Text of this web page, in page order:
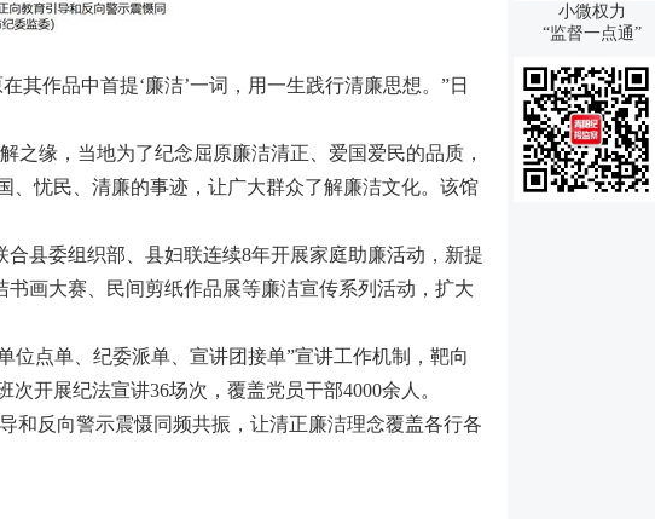
其作品中首提‘廉洁’一词，用一生践行清廉思想。”日
之缘，当地为了纪念屈原廉洁清正、爱国爱民的品质，
、忧民、清廉的事迹，让广大群众了解廉洁文化。该馆
县委组织部、县妇联连续8年开展家庭助廉活动，新提
画大赛、民间剪纸作品展等廉洁宣传系列活动，扩大
位点单、纪委派单、宣讲团接单”宣讲工作机制，靶向
开展纪法宣讲36场次，覆盖党员干部4000余人。
和反向警示震慑同频共振，让清正廉洁理念覆盖各行各
小微权力
“监督一点通”